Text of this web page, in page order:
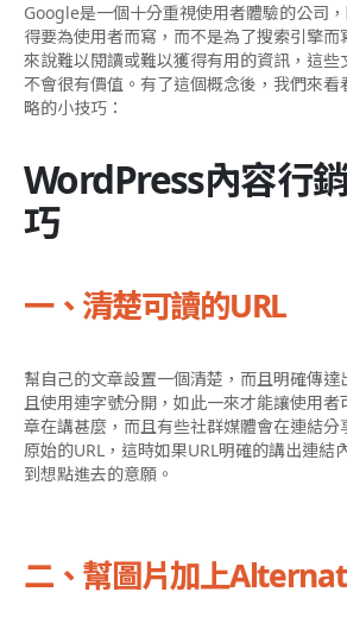
Google是一個十分重視使用者體驗的公司
得要為使用者而寫，而不是為了搜索引擎
來說難以閱讀或難以獲得有用的資訊，這些
不會很有價值。有了這個概念後，我們來
略的小技巧：
WordPress內容行
巧
一、清楚可讀的URL
幫自己的文章設置一個清楚，而且明確傳達
且使用連字號分開，如此一來才能讓使用
章在講甚麼，而且有些社群媒體會在連結分
原始的URL，這時如果URL明確的講出連結
到想點進去的意願。
二、幫圖片加上